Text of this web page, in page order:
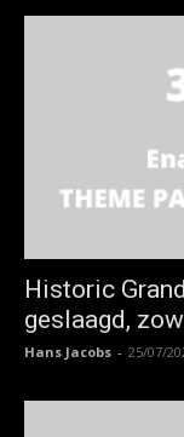
Historic
geslaagd,
Hans Jacobs - 25/07/